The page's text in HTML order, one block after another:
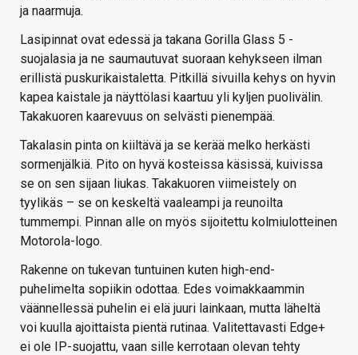
ja naarmuja.
Lasipinnat ovat edessä ja takana Gorilla Glass 5 -
suojalasia ja ne saumautuvat suoraan kehykseen ilman
erillistä puskurikaistaletta. Pitkillä sivuilla kehys on hyvin
kapea kaistale ja näyttölasi kaartuu yli kyljen puolivälin.
Takakuoren kaarevuus on selvästi pienempää.
Takalasin pinta on kiiltävä ja se kerää melko herkästi
sormenjälkiä. Pito on hyvä kosteissa käsissä, kuivissa
se on sen sijaan liukas. Takakuoren viimeistely on
tyylikäs – se on keskeltä vaaleampi ja reunoilta
tummempi. Pinnan alle on myös sijoitettu kolmiulotteinen
Motorola-logo.
Rakenne on tukevan tuntuinen kuten high-end-
puhelimelta sopiikin odottaa. Edes voimakkaammin
väännellessä puhelin ei elä juuri lainkaan, mutta läheltä
voi kuulla ajoittaista pientä rutinaa. Valitettavasti Edge+
ei ole IP-suojattu, vaan sille kerrotaan olevan tehty